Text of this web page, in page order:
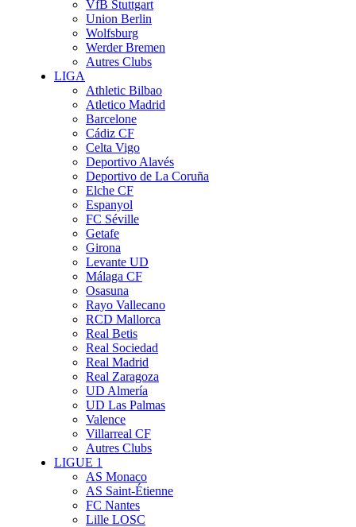
VfB Stuttgart
Union Berlin
Wolfsburg
Werder Bremen
Autres Clubs
LIGA
Athletic Bilbao
Atletico Madrid
Barcelone
Cádiz CF
Celta Vigo
Deportivo Alavés
Deportivo de La Coruña
Elche CF
Espanyol
FC Séville
Getafe
Girona
Levante UD
Málaga CF
Osasuna
Rayo Vallecano
RCD Mallorca
Real Betis
Real Sociedad
Real Madrid
Real Zaragoza
UD Almería
UD Las Palmas
Valence
Villarreal CF
Autres Clubs
LIGUE 1
AS Monaco
AS Saint-Étienne
FC Nantes
Lille LOSC